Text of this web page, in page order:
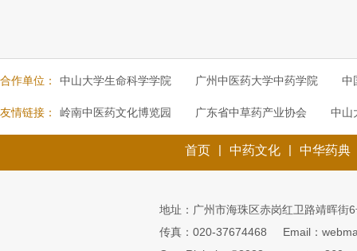
合作单位： 中山大学生命科学学院 广州中医药大学中药学院 中
友情链接： 岭南中医药文化博览园 广东省中草药产业协会 中山
首页 | 中药文化 | 中华药典
地址：广州市海珠区赤岗红卫路靖晖街
传真：020-37674468
Email：